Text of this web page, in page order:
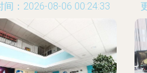
间：2026-08-06 00:24:33